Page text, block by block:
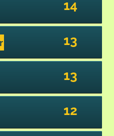
14
13
13
12